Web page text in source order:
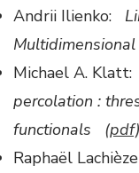
Andrii Ilienko:
Michael A. Klatt:
percolation :
functionals (pdf)
Raphaël